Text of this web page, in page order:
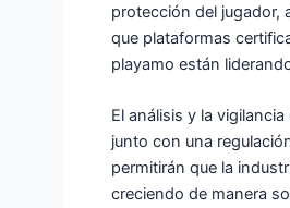
protección del jugador,
que plataformas
playamo están
El análisis y la
junto con una
permitirán que la
creciendo de manera